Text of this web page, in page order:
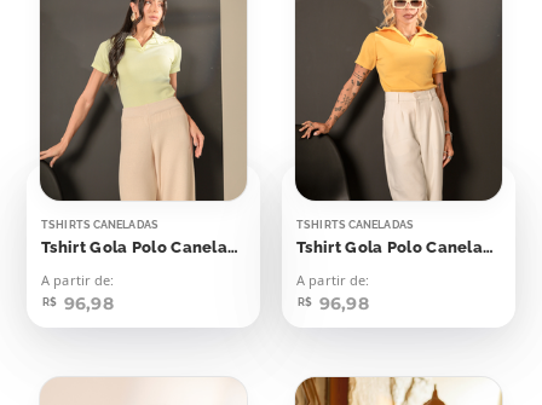
TSHIRTS CANELADAS
Tshirt Gola Polo Canelada Flash Yellow
A partir de:
R$ 96,98
TSHIRTS CANELADAS
Tshirt Gola Polo Canelada Amarelo Emoji
A partir de:
R$ 96,98